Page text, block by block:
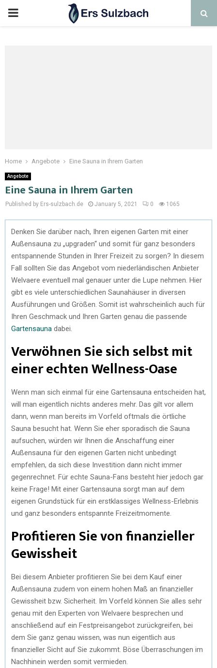
Home Angebote Eine Sauna in Ihrem Garten
Angebote
Eine Sauna in Ihrem Garten
Published by Ers-sulzbach.de January 5, 2021 0 1065
Denken Sie darüber nach, Ihren eigenen Garten mit einer
Außensauna zu „upgraden“ und somit für ganz besonders
entspannende Stunden in Ihrer Freizeit zu sorgen? In diesem
Fall sollten Sie das Angebot vom niederländischen Anbieter
Welvaere eventuell mal genauer unter die Lupe nehmen. Hier
gibt es viele unterschiedlichen Saunahäuser in diversen
Ausführungen und Größen. Somit ist wahrscheinlich auch für
Ihren Geschmack und Ihren Garten genau die passende
Gartensauna dabei.
Verwöhnen Sie sich selbst mit
einer echten Wellness-Oase
Wenn man sich einmal für eine Gartensauna entscheiden hat,
will man eigentlich nichts anderes mehr. Das gilt vor allem
dann, wenn man bereits im Vorfeld oftmals die örtliche
Sauna besucht hat. Wenn Sie eher sporadisch die Sauna
aufsuchen, würden wir Ihnen die Anschaffung einer
Außensauna für den eigenen Garten nicht unbedingt
empfehlen, da sich diese Investition dann nicht immer
gegenrechnet. Für echte Sauna-Fans besteht hier jedoch gar
keine Frage! Mit einer Gartensauna sorgt man auf dem
eigenen Grundstück für ein erstklassiges Wellness-Erlebnis
und ganz besonders entspannte Freizeitmomente.
Profitieren Sie von finanzieller
Gewissheit
Bei diesem Anbieter profitieren Sie bei dem Kauf einer
Außensauna zudem von einem hohen Maß an finanzieller
Gewissheit bzw. Sicherheit. Im Vorfeld können Sie alles sehr
genau mit den Experten von Welvaere besprechen und
anschließend auf ein Festpreisangebot zurückgreifen, bei
dem Sie ganz genau wissen, was nun eigentlich aus
finanzieller Sicht auf Sie zukommt. Böse Überraschungen im
Nachhinein werden somit vermieden.